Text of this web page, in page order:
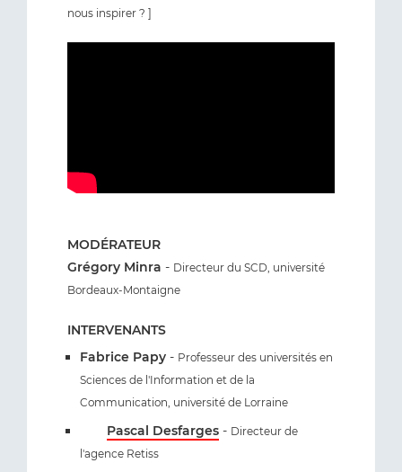
nous inspirer ? ]
MODÉRATEUR
Grégory Minra - Directeur du SCD, université
Bordeaux-Montaigne
INTERVENANTS
Fabrice Papy - Professeur des universités en
Sciences de l'Information et de la
Communication, université de Lorraine
Pascal Desfarges - Directeur de
l'agence Retiss